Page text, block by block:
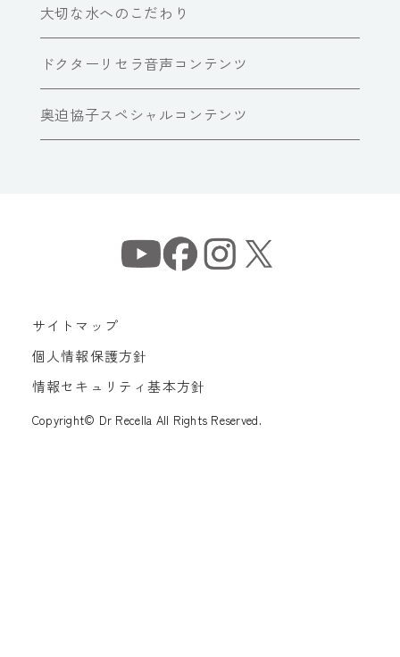
大切な水へのこだわり
ドクターリセラ音声コンテンツ
奥迫協子スペシャルコンテンツ
サイトマップ
個人情報保護方針
情報セキュリティ基本方針
Copyright© Dr Recella All Rights Reserved.